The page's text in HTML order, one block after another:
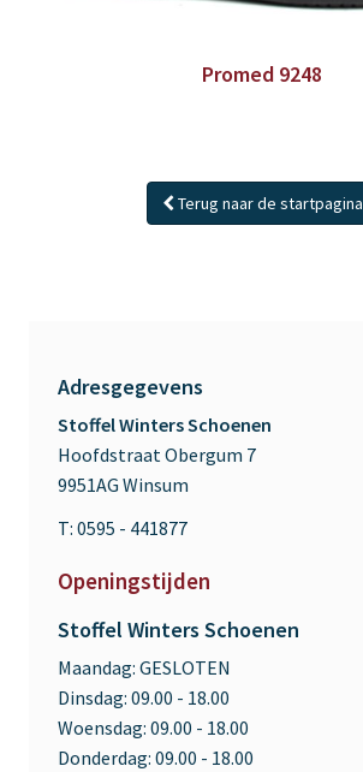
Promed 9248
Terug naar de startpagina
Adresgegevens
Stoffel Winters Schoenen
Hoofdstraat Obergum 7
9951AG Winsum
T: 0595 - 441877
Openingstijden
Stoffel Winters Schoenen
Maandag: GESLOTEN
Dinsdag: 09.00 - 18.00
Woensdag: 09.00 - 18.00
Donderdag: 09.00 - 18.00